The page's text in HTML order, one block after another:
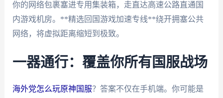
你的网络包裹塞进专用集装箱，走直达高速公路直通国
内游戏机房。**精选回国游戏加速专线**绕开拥塞公共
网络，将虚拟距离缩短到极致。
一器通行：覆盖你所有国服战场
海外党怎么玩原神国服？答案不仅在手机端。你可能是